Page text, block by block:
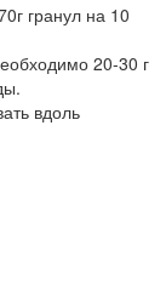
гранул на 10
20-30 г
вдоль